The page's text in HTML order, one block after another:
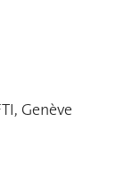
Genève